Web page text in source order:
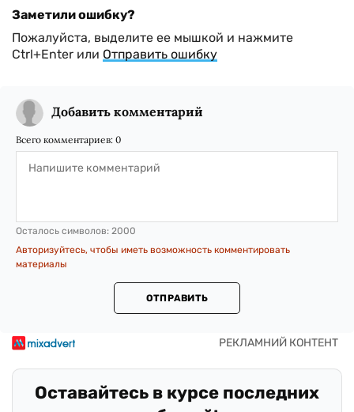
Заметили ошибку?
Пожалуйста, выделите ее мышкой и нажмите
Ctrl+Enter или Отправить ошибку
Добавить комментарий
Всего комментариев: 0
Осталось символов: 2000
Авторизуйтесь, чтобы иметь возможность комментировать
материалы
ОТПРАВИТЬ
Оставайтесь в курсе последних